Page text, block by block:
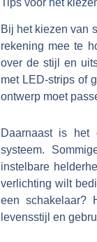
Bij het kiezen van
rekening mee te
over de stijl en
met LED-strips of
ontwerp moet
Daarnaast is
systeem.
instelbare
verlichting wilt
een schakelaar?
levensstijl en